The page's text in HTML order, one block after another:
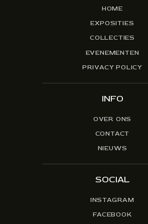
HOME
EXPOSITIES
COLLECTIES
EVENEMENTEN
PRIVACY POLICY
INFO
OVER ONS
CONTACT
NIEUWS
SOCIAL
INSTAGRAM
FACEBOOK